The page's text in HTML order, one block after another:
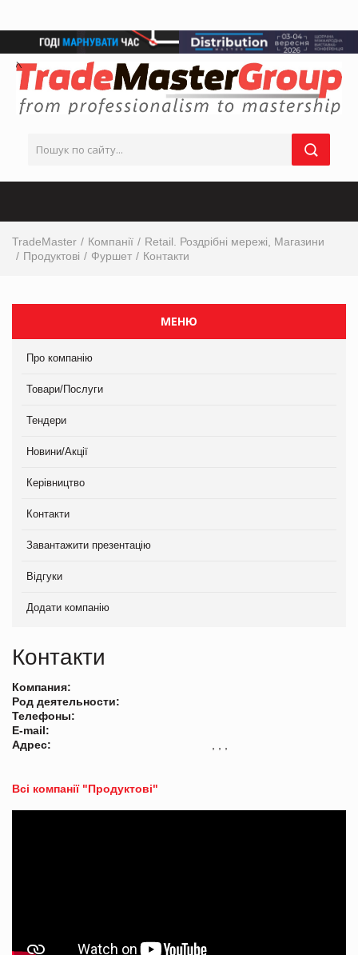
TradeMaster Компанії
Retail. Роздрібні мережі, Магазини
Продуктові
Фуршет Контакти
МЕНЮ
Про компанію
Товари/Послуги
Тендери
Новини/Акції
Керівництво
Контакти
Завантажити презентацію
Відгуки
Додати компанію
Контакти
Компания:
Род деятельности:
Телефоны:
E-mail:
Адрес:
Всі компанії "Продуктові"